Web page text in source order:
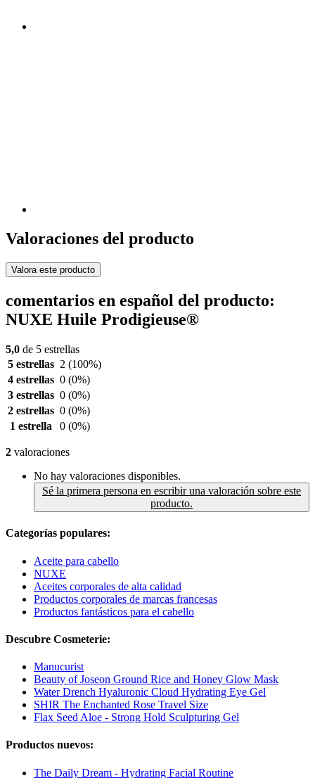
Valoraciones del producto
Valora este producto
comentarios en español del producto:
NUXE Huile Prodigieuse®
5,0 de 5 estrellas
5 estrellas 2 (100%)
4 estrellas 0 (0%)
3 estrellas 0 (0%)
2 estrellas 0 (0%)
1 estrella
0 (0%)
2 valoraciones
No hay valoraciones disponibles.
Sé la primera persona en escribir una valoración sobre este
producto.
Categorías populares:
Aceite para cabello
NUXE
Aceites corporales de alta calidad
Productos corporales de marcas francesas
Productos fantásticos para el cabello
Descubre Cosmeterie:
Manucurist
Beauty of Joseon Ground Rice and Honey Glow Mask
Water Drench​ Hyaluronic Cloud Hydrating Eye Gel
SHIR The Enchanted Rose Travel Size
Flax Seed Aloe - Strong Hold Sculpturing Gel
Productos nuevos:
The Daily Dream - Hydrating Facial Routine